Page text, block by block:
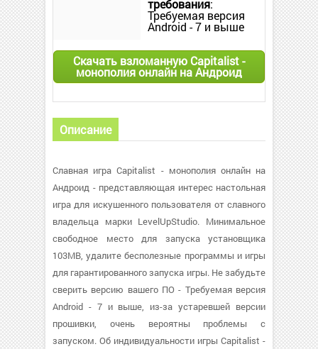
требования:
Требуемая версия
Android - 7 и выше
Скачать взломанную Capitalist -
монополия онлайн на Андроид
Описание
Славная игра Capitalist - монополия онлайн на
Андроид - представляющая интерес настольная
игра для искушенного пользователя от славного
владельца марки LevelUpStudio. Минимальное
свободное место для запуска установщика
103MB, удалите бесполезные программы и игры
для гарантированного запуска игры. Не забудьте
сверить версию вашего ПО - Требуемая версия
Android - 7 и выше, из-за устаревшей версии
прошивки, очень вероятны проблемы с
запуском. Об индивидуальности игры Capitalist -